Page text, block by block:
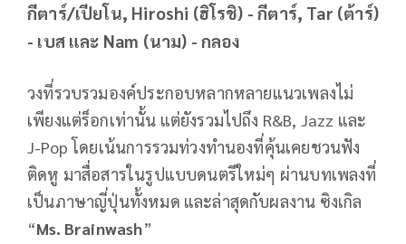
กีตาร์/เปียโน, Hiroshi (ฮิโรชิ) - กีตาร์, Tar (ต้าร์)
- เบส และ Nam (นาม) - กลอง
วงที่รวบรวมองค์ประกอบหลากหลายแนวเพลงไม่
เพียงแต่ร็อกเท่านั้น แต่ยังรวมไปถึง R&B, Jazz และ
J-Pop โดยเน้นการรวมท่วงทำนองที่คุ้นเคยชวนฟัง
ติดหู มาสื่อสารในรูปแบบดนตรีใหม่ๆ ผ่านบทเพลงที่
เป็นภาษาญี่ปุ่นทั้งหมด และล่าสุดกับผลงาน ซิงเกิล
“Ms. Brainwash”